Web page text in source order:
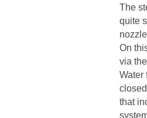
The
quite
On
via
Water
that